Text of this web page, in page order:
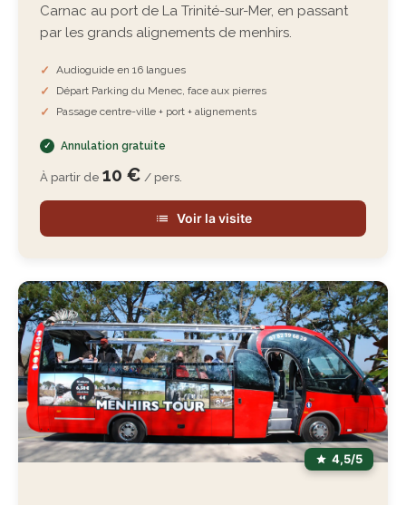
Carnac au port de La Trinité-sur-Mer, en passant
par les grands alignements de menhirs.
Audioguide en 16 langues
Départ Parking du Menec, face aux pierres
Passage centre-ville + port + alignements
Annulation gratuite
À partir de 10 € / pers.
Voir la visite
4,5/5